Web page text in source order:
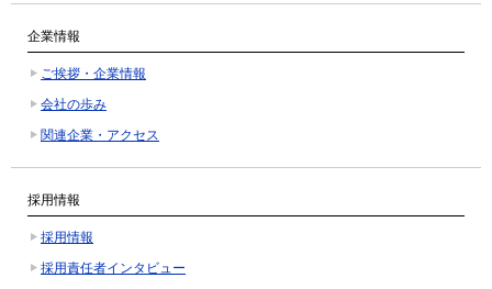
企業情報
ご挨拶・企業情報
会社の歩み
関連企業・アクセス
採用情報
採用情報
採用責任者インタビュー